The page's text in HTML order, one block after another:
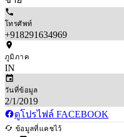
โทรศัพท์
+918291634969
ภูมิภาค
IN
วันที่ข้อมูล
2/1/2019
ดูโปรไฟล์ FACEBOOK
ข้อมูลที่แคชไว้